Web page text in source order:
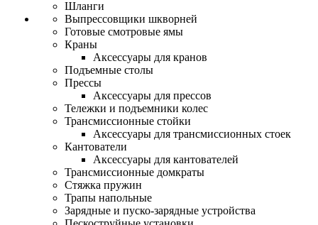
Шланги
Выпрессовщики шкворней
Готовые смотровые ямы
Краны
Аксессуары для кранов
Подъемные столы
Прессы
Аксессуары для прессов
Тележки и подъемники колес
Трансмиссионные стойки
Аксессуары для трансмиссионных стоек
Кантователи
Аксессуары для кантователей
Трансмиссионные домкраты
Стяжка пружин
Трапы напольные
Зарядные и пуско-зарядные устройства